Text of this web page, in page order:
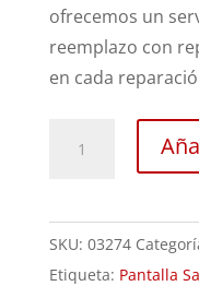
ofrecemos un
reemplazo con
en cada
Galaxy
A36
cantidad
SKU: 03274
Etiqueta: Pantalla